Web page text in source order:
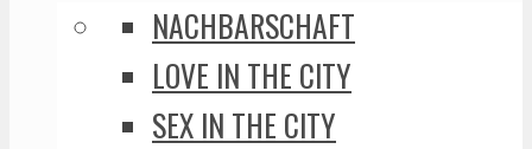
NACHBARSCHAFT
LOVE IN THE CITY
SEX IN THE CITY